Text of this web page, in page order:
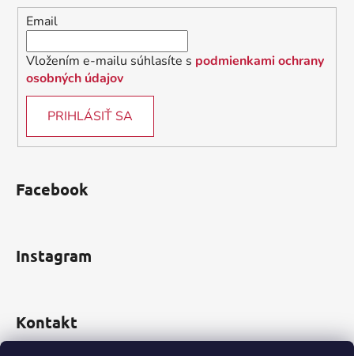
Email
Vložením e-mailu súhlasíte s podmienkami ochrany
osobných údajov
PRIHLÁSIŤ SA
Facebook
Instagram
Kontakt